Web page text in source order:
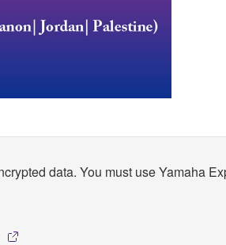
data. You must use Yamaha